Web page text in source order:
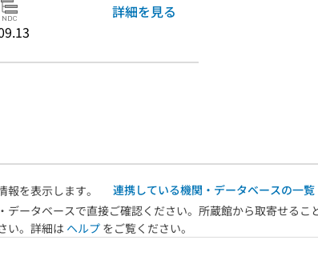
詳細を見る
を表示します。
連携している機関・データベースの一覧
ータベースで直接ご確認ください。所蔵館から取寄せるこ
い。詳細は ヘルプ をご覧ください。